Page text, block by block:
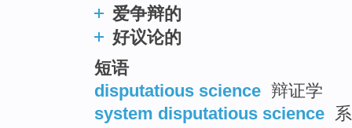
爱争辩的
好议论的
短语
disputatious science 辩证学
system disputatious science